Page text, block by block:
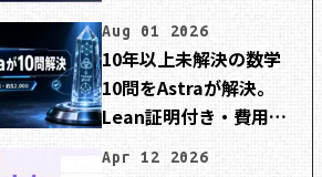
Aug 01 2026
10年以上未解決の数学
10問をAstraが解決。
Lean証明付き・費用は
Apr 12 2026